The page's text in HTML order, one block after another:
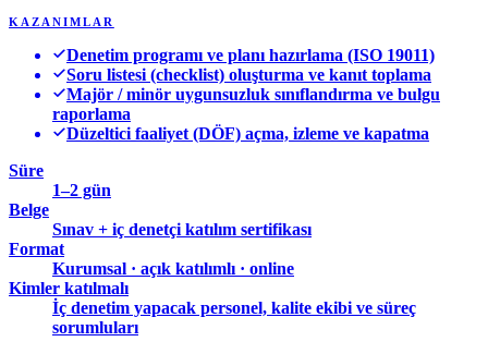
KAZANIMLAR
Denetim programı ve planı hazırlama (ISO 19011)
Soru listesi (checklist) oluşturma ve kanıt toplama
Majör / minör uygunsuzluk sınıflandırma ve bulgu
raporlama
Düzeltici faaliyet (DÖF) açma, izleme ve kapatma
Süre
1–2 gün
Belge
Sınav + iç denetçi katılım sertifikası
Format
Kurumsal · açık katılımlı · online
Kimler katılmalı
İç denetim yapacak personel, kalite ekibi ve süreç
sorumluları